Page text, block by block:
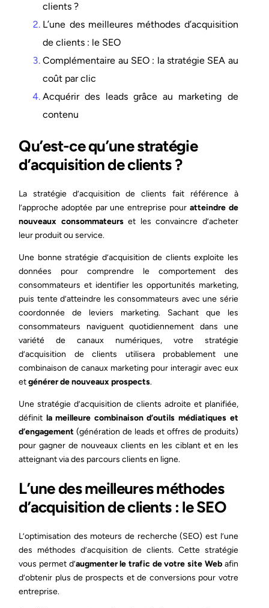
clients ?
L’une des meilleures méthodes d’acquisition
de clients : le SEO
Complémentaire au SEO : la stratégie SEA au
coût par clic
Acquérir des leads grâce au marketing de
contenu
Qu’est-ce qu’une stratégie
d’acquisition de clients ?
La stratégie d’acquisition de clients fait référence à
l’approche adoptée par une entreprise pour atteindre de
nouveaux consommateurset les convaincre d’acheter
leur produit ou service.
Une bonne stratégie d’acquisition de clients exploite les
données pour comprendre le comportement des
consommateurs et identifier les opportunités marketing,
puis tente d’atteindre les consommateurs avec une série
coordonnée de leviers marketing. Sachant que les
consommateurs naviguent quotidiennement dans une
variété de canaux numériques, votre stratégie
d’acquisition de clients utilisera probablement une
combinaison de canaux marketing pour interagir avec eux
etgénérer de nouveaux prospects.
Une stratégie d’acquisition de clients adroite et planifiée,
définit la meilleure combinaison d’outils médiatiques et
d’engagement (génération de leads et offres de produits)
pour gagner de nouveaux clients en les ciblant et en les
atteignant via des parcours clients en ligne.
L’une des meilleures méthodes
d’acquisition de clients : le SEO
L’optimisation des moteurs de recherche (SEO) est l’une
des méthodes d’acquisition de clients. Cette stratégie
vous permet d’augmenter le trafic de votre site Webafin
d’obtenir plus de prospects et de conversions pour votre
entreprise.